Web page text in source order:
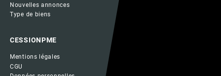
Nouvelles annonces
Type de biens
CESSIONPME
Mentions légales
CGU